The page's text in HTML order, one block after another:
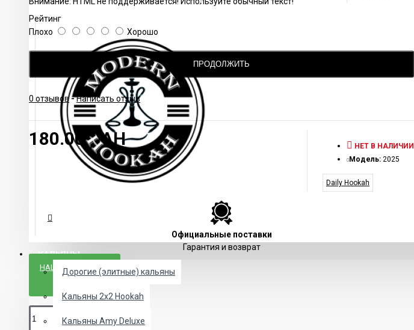
КАЛЬЯНЫ
Дорогие (элитные) кальяны
Кальяны 2х2 Hookah
Кальяны Amy Deluxe
Рейтинг
Плохо
Хорошо
ПРОДОЛЖИТЬ
0 отзывов -Написать отзыв
180.00 UAH
НЕТ В НАЛИЧИИ
Модель: 2025
Daily Hookah
Официальные поставки
Гарантия и возврат
НАШЛИ ДЕШЕВЛЕ?